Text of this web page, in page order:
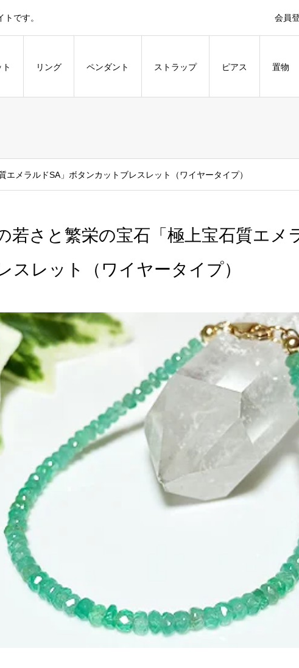
です。 会員
リング ペンダント ストラップ ピアス 置物
エメラルドSA」ボタンカットブレスレット（ワイヤータイプ）
若さと繁栄の宝石「極上宝石質エメ
スレット（ワイヤータイプ）